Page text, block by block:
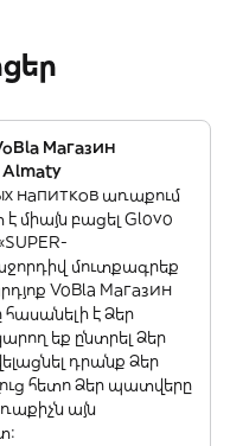
Магазин
напитков առաքում
միայն բացել Glovo
մուտքագրեք
VoBla Магазин
է Ձեր
եք ընտրել Ձեր
դրանք Ձեր
հետո Ձեր պատվերը
այն